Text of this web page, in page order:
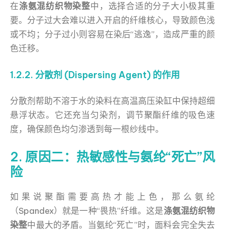
在涤氨混纺织物染整中，选择合适的分子大小极其重
要。分子过大会难以进入开启的纤维核心，导致颜色浅
或不均；分子过小则容易在染后“逃逸”，造成严重的颜
色迁移。
1.2.2. 分散剂 (Dispersing Agent) 的作用
分散剂帮助不溶于水的染料在高温高压染缸中保持超细
悬浮状态。它还充当匀染剂，调节聚酯纤维的吸色速
度，确保颜色均匀渗透到每一根纱线中。
2. 原因二：热敏感性与氨纶“死亡”风
险
如果说聚酯需要高热才能上色，那么氨纶
（Spandex）就是一种“畏热”纤维。这是涤氨混纺织物
染整中最大的矛盾。当氨纶“死亡”时，面料会完全失去